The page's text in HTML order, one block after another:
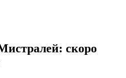
скоро